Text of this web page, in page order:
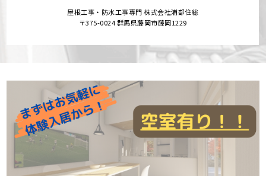
屋根工事・防水工事専門 株式会社浦部住総
〒375-0024 群馬県藤岡市藤岡1229